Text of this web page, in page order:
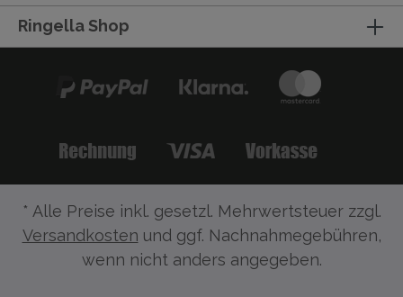
Ringella Shop
* Alle Preise inkl. gesetzl. Mehrwertsteuer zzgl.
Versandkosten und ggf. Nachnahmegebühren,
wenn nicht anders angegeben.